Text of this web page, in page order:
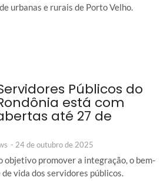
urbanas e rurais de Porto Velho.
Públicos do
está com
até 27 de
- 24 de outubro de 2025
objetivo promover a integração, o bem-
vida dos servidores públicos.